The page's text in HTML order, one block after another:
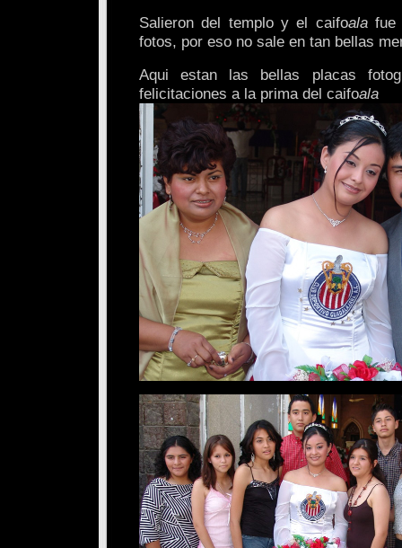
Salieron del templo y el caifoalafue
fotos, por eso no sale en tan bellas
Aqui estan las bellas placas
felicitaciones a la prima del caifoala